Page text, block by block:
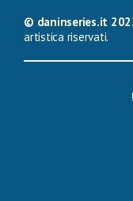
© daninseries.it
artistica riservati.